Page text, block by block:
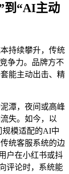
到“AI主动
持续攀升，传统
争力。品牌方不
能主动出击、精
潭，夜间或高峰
失。如今，以
规模适配的AI中
统客服系统的边
户在小红书或抖
评论时，系统能